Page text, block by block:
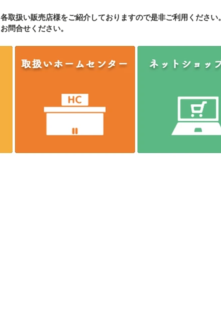
各取扱い販売店様をご紹介しておりますので是非ご利用くださ
お問合せください。